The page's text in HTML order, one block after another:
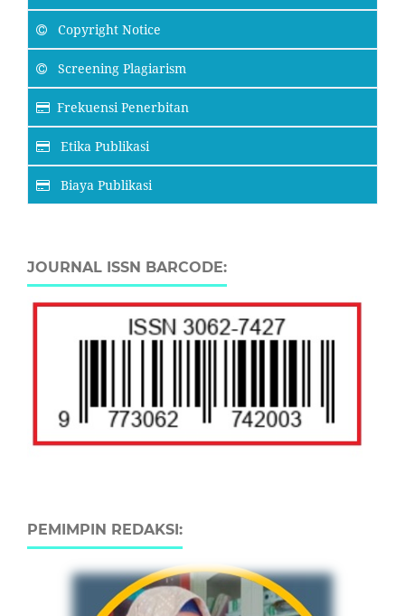
Copyright Notice
Screening Plagiarism
Frekuensi Penerbitan
Etika Publikasi
Biaya Publikasi
JOURNAL ISSN BARCODE:
PEMIMPIN REDAKSI: